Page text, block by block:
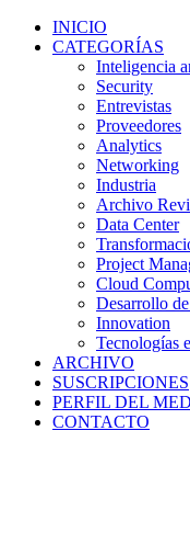
INICIO
CATEGORÍAS
Inteligencia
Security
Entrevistas
Proveedores
Analytics
Networking
Industria
Archivo
Data Center
Project
Cloud
Desarrollo
Innovation
Tecnologías
ARCHIVO
SUSCRIPCIONES
PERFIL DEL
CONTACTO